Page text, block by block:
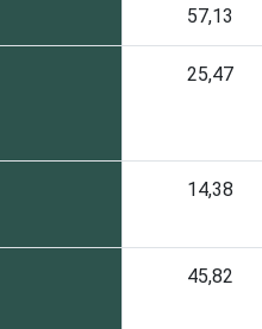
57,13
25,47
14,38
45,82